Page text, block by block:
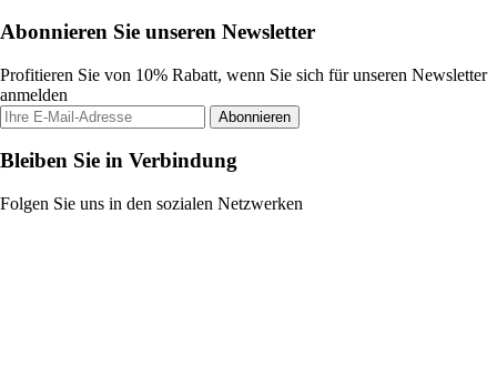
Abonnieren Sie unseren Newsletter
Profitieren Sie von 10% Rabatt, wenn Sie sich für unseren Newsletter
anmelden
Abonnieren
Bleiben Sie in Verbindung
Folgen Sie uns in den sozialen Netzwerken